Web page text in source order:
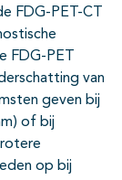
FDG-PET-CT
PET
van
geven bij
of bij
op bij